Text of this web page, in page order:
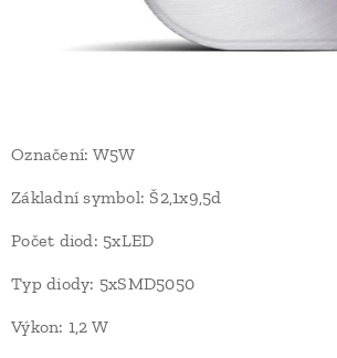
Označení: W5W
Základní symbol: Š2,1x9,5d
Počet diod: 5xLED
Typ diody: 5xSMD5050
Výkon: 1,2 W